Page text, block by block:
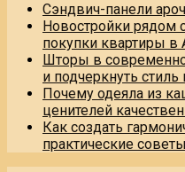
Сэндвич-панели
Новостройки рядом
покупки квартиры в
Шторы в
и подчеркнуть
Почему одеяла из
ценителей
Как создать
практические